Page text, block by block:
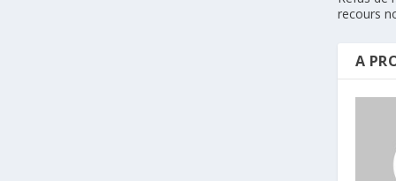
recours
A